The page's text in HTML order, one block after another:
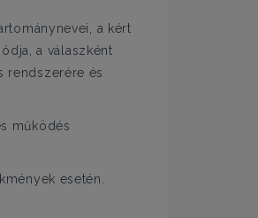
a kért
a válaszként
rendszerére és
működés
esetén.